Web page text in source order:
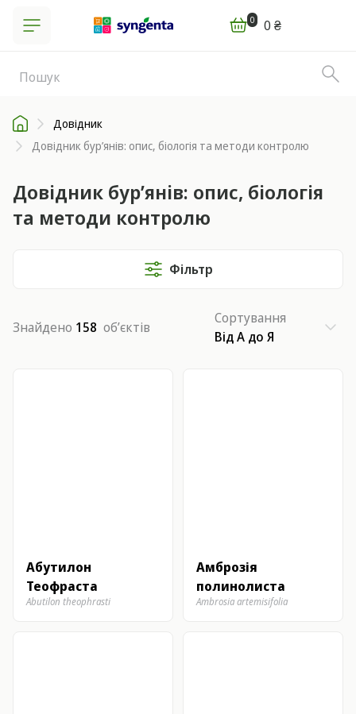
0 0 ₴
Довідник
Довідник бур’янів: опис, біологія та методи контролю
Довідник бур’янів: опис, біологія
та методи контролю
Фільтр
Знайдено 158 об’єктів
Сортування
Від А до Я
Абутилон
Теофраста
Abutilon theophrasti
Амброзія
полинолиста
Ambrosia artemisifolia